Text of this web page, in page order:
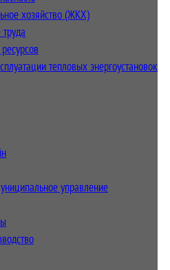
хозяйство (ЖКХ)
тепловых энергоустановок
управление